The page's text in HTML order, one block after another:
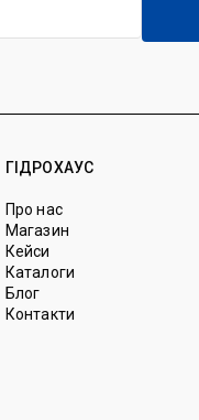
ГІДРОХАУС
Про нас
Магазин
Кейси
Каталоги
Блог
Контакти